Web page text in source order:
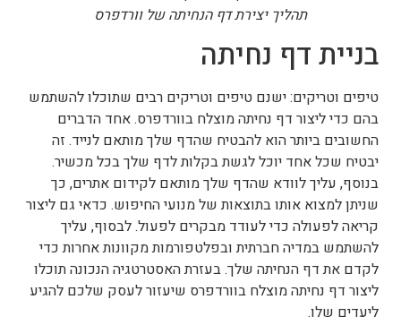
תהליך יצירת דף הנחיתה של וורדפרס
בניית דף נחיתה
טיפים וטריקים: ישנם טיפים וטריקים רבים שתוכלו להשתמש
בהם כדי ליצור דף נחיתה מוצלח בוורדפרס. אחד הדברים
החשובים ביותר הוא להבטיח שהדף שלך מותאם לנייד. זה
יבטיח שכל אחד יוכל לגשת בקלות לדף שלך בכל מכשיר.
בנוסף, עליך לוודא שהדף שלך מותאם לקידום אתרים, כך
שניתן למצוא אותו בתוצאות של מנועי החיפוש. כדאי גם ליצור
קריאה לפעולה כדי לעודד מבקרים לפעול. לבסוף, עליך
להשתמש במדיה חברתית ובפלטפורמות מקוונות אחרות כדי
לקדם את דף הנחיתה שלך. בעזרת האסטרטגיה הנכונה תוכלו
ליצור דף נחיתה מוצלח בוורדפרס שיעזור לעסק שלכם להגיע
ליעדים שלו.